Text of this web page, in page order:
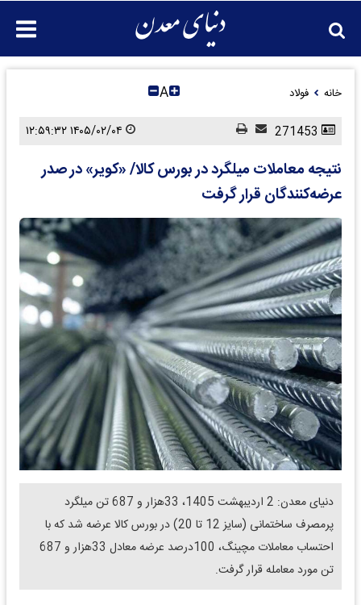
خانه فولاد A
نتیجه معاملات میلگرد در بورس کالا/ «کویر» در صدر
عرضه‌کنندگان قرار گرفت
دنیای معدن: 2 اردیبهشت 1405، 33هزار و 687 تن میلگرد
پرمصرف ساختمانی (سایز 12 تا 20) در بورس کالا عرضه شد که با
احتساب معاملات مچینگ، 100درصد عرضه معادل 33هزار و 687
تن مورد معامله قرار گرفت.